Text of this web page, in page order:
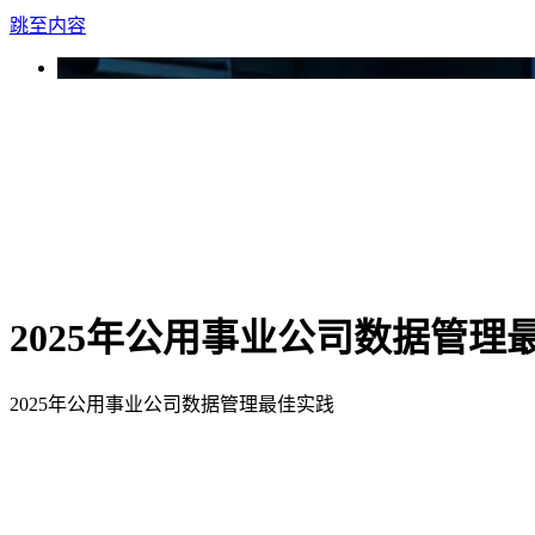
跳至内容
2025年公用事业公司数据管理
2025年公用事业公司数据管理最佳实践